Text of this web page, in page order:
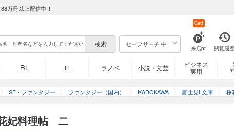
万冊以上配信中！
セーフサーチ 中
来店pt
Get!
閲覧履歴
BL TL ラノベ 小説・文芸
ビジネス
実用
SF・ファンタジー ファンタジー（国内） KADOKAWA 富士見L文庫 桜
妃料理帖 二